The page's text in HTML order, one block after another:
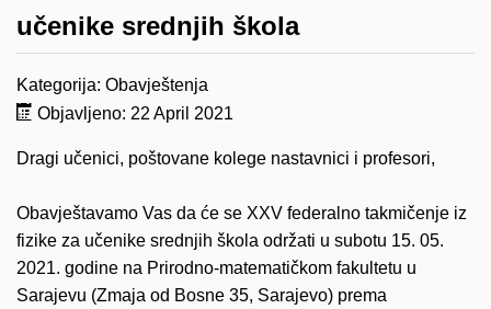
učenike srednjih škola
Kategorija: Obavještenja
Objavljeno: 22 April 2021
Dragi učenici, poštovane kolege nastavnici i profesori,
Obavještavamo Vas da će se XXV federalno takmičenje iz
fizike za učenike srednjih škola održati u subotu 15. 05.
2021. godine na Prirodno-matematičkom fakultetu u
Sarajevu (Zmaja od Bosne 35, Sarajevo) prema